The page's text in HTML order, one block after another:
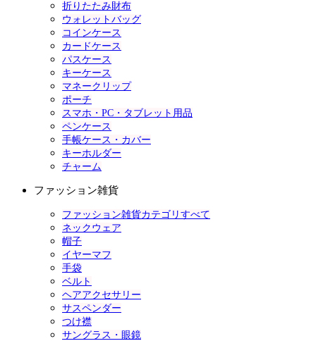
折りたたみ財布
ウォレットバッグ
コインケース
カードケース
パスケース
キーケース
マネークリップ
ポーチ
スマホ・PC・タブレット用品
ペンケース
手帳ケース・カバー
キーホルダー
チャーム
ファッション雑貨
ファッション雑貨カテゴリすべて
ネックウェア
帽子
イヤーマフ
手袋
ベルト
ヘアアクセサリー
サスペンダー
つけ襟
サングラス・眼鏡